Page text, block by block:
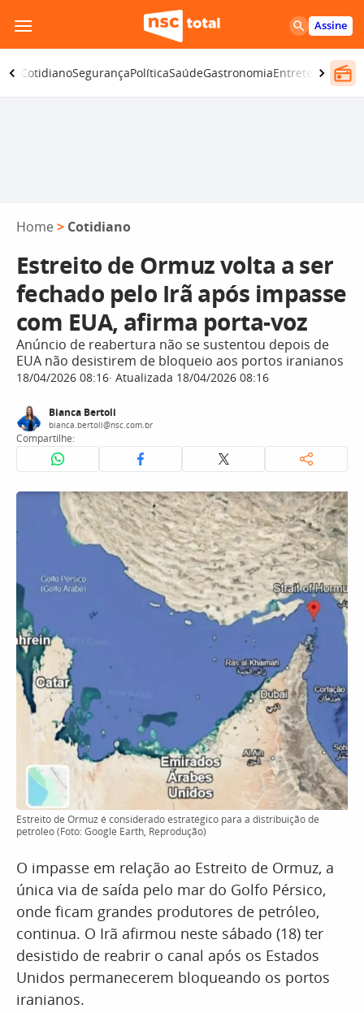
para
o
conteúdo
Assine
CotidianoSegurançaPolíticaSaúdeGastronomiaEntretenimento
Home > Cotidiano
Estreito de Ormuz volta a ser
fechado pelo Irã após impasse
com EUA, afirma porta-voz
Anúncio de reabertura não se sustentou depois de
EUA não desistirem de bloqueio aos portos iranianos
18/04/2026 08:16 Atualizada 18/04/2026 08:16
Bianca Bertoli
bianca.bertoli@nsc.com.br
Compartilhe:
Estreito de Ormuz é considerado estratégico para a distribuição de
petróleo (Foto: Google Earth, Reprodução)
O impasse em relação ao Estreito de Ormuz, a
única via de saída pelo mar do Golfo Pérsico,
onde ficam grandes produtores de petróleo,
continua. O Irã afirmou neste sábado (18) ter
desistido de reabrir o canal após os Estados
Unidos permanecerem bloqueando os portos
iranianos.